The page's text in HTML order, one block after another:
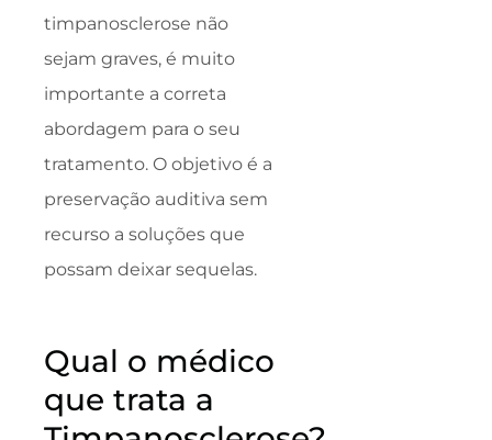
timpanosclerose não
sejam graves, é muito
importante a correta
abordagem para o seu
tratamento. O objetivo é a
preservação auditiva sem
recurso a soluções que
possam deixar sequelas.
Qual o médico
que trata a